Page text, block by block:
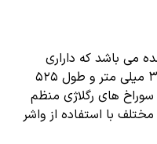
می باشد که داراری
پهنای ۳۵ میلیمتر و ضخامت ورق ۳ میلی متر و طول ۵۲۵
های رگلاژی منظم
با استفاده از واشر